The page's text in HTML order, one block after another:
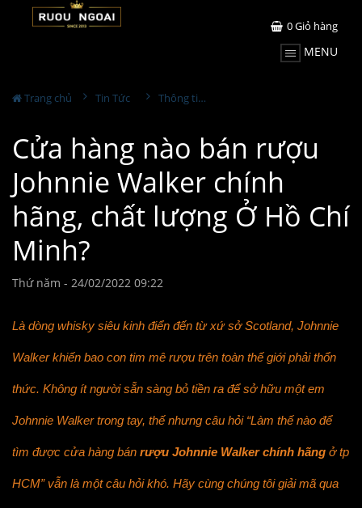
0Giỏ hàng
MENU
Trang chủ Tin Tức Thông tin Rượu ngoại
Cửa hàng nào bán rượu
Johnnie Walker chính
hãng, chất lượng Ở Hồ Chí
Minh?
Thứ năm - 24/02/2022 09:22
Là dòng whisky siêu kinh điển đến từ xứ sở Scotland, Johnnie
Walker khiến bao con tim mê rượu trên toàn thế giới phải thổn
thức. Không ít người sẵn sàng bỏ tiền ra để sở hữu một em
Johnnie Walker trong tay, thế nhưng câu hỏi “Làm thế nào để
tìm được cửa hàng bán rượu Johnnie Walker chính hãng ở tp
HCM” vẫn là một câu hỏi khó. Hãy cùng chúng tôi giải mã qua